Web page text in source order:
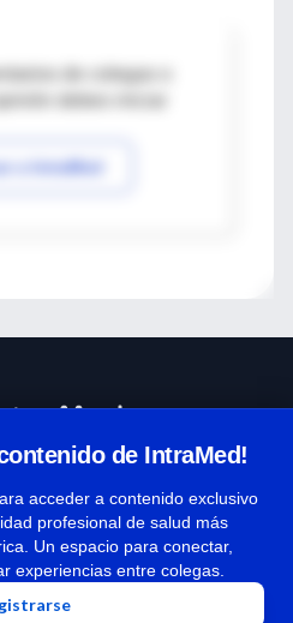
de colegas o
a IntraMed
de IntraMed!
acceder a contenido exclusivo
profesional de salud más
Un espacio para conectar,
experiencias entre colegas.
y condiciones
de privacidad
| Copyright 1997-2026